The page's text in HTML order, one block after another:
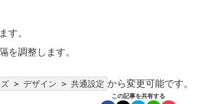
す。
を調整します。
ズ > デザイン > 共通設定 から変更可能です。
この記事を共有する